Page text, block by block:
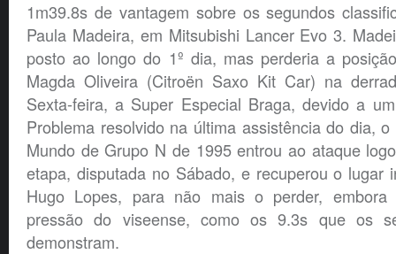
1m39.8s de vantagem sobre os segundos
Paula Madeira, em Mitsubishi Lancer Evo 3.
posto ao longo do 1º dia, mas perderia a
Magda Oliveira (Citroën Saxo Kit Car) na
Sexta-feira, a Super Especial Braga, devido a
Problema resolvido na última assistência do dia,
Mundo de Grupo N de 1995 entrou ao ataque
etapa, disputada no Sábado, e recuperou o lugar
Hugo Lopes, para não mais o perder, embora
pressão do viseense, como os 9.3s que os
demonstram.